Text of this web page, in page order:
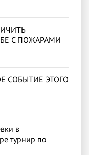
С ПОЖАРАМИ
СОБЫТИЕ ЭТОГО
в
турнир по